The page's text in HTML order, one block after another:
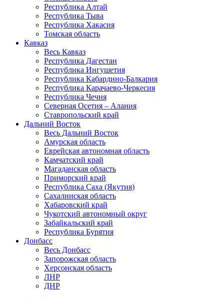
Республика Алтай
Республика Тыва
Республика Хакасия
Томская область
Кавказ
Весь Кавказ
Республика Дагестан
Республика Ингушетия
Республика Кабардино-Балкария
Республика Карачаево-Черкесия
Республика Чечня
Северная Осетия – Алания
Ставропольский край
Дальний Восток
Весь Дальний Восток
Амурская область
Еврейская автономная область
Камчатский край
Магаданская область
Приморский край
Республика Саха (Якутия)
Сахалинская область
Хабаровский край
Чукотский автономный округ
Забайкальский край
Республика Бурятия
Донбасс
Весь Донбасс
Запорожская область
Херсонская область
ЛНР
ДНР